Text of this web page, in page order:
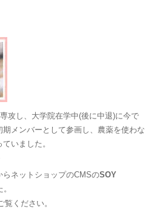
攻し、大学院在学中(後に中退)に今で
メンバーとして参画し、農薬を使わな
いました。
ネットショップのCMSのSOY
覧ください。